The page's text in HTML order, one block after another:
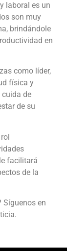
laboral es un
son muy
brindándole
en
como líder,
física y
cuida de
de su
facilitará
de la
Síguenos en